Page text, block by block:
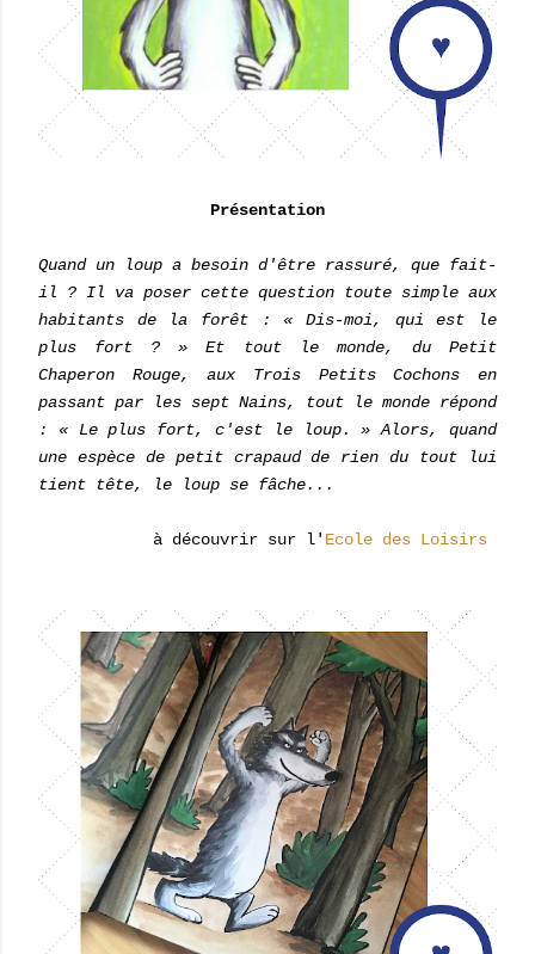
Présentation
Quand un loup a besoin d'être rassuré, que fait-
il ? Il va poser cette question toute simple aux
habitants de la forêt : « Dis-moi, qui est le
plus fort ? » Et tout le monde, du Petit
Chaperon Rouge, aux Trois Petits Cochons en
passant par les sept Nains, tout le monde répond
: « Le plus fort, c'est le loup. » Alors, quand
une espèce de petit crapaud de rien du tout lui
tient tête, le loup se fâche...
à découvrir sur l' Ecole des Loisirs